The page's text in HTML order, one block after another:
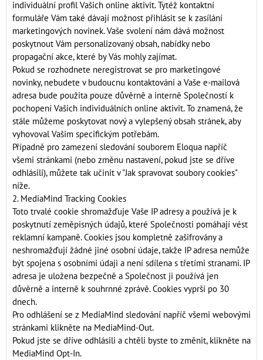
individuální profil Vašich online aktivit. Tytéž kontaktní
formuláře Vám také dávají možnost přihlásit se k zasílání
marketingových novinek. Vaše svolení nám dává možnost
poskytnout Vám personalizovaný obsah, nabídky nebo
propagační akce, které by Vás mohly zajímat.
Pokud se rozhodnete neregistrovat se pro marketingové
novinky, nebudete v budoucnu kontaktováni a Vaše e-mailová
adresa bude použita pouze důvěrně a interně Společností k
pochopení Vašich individuálních online aktivit. To znamená, že
stále můžeme poskytovat nový a vylepšený obsah stránek, aby
vyhovoval Vašim specifickým potřebám.
Případně pro zamezení sledování souborem Eloqua napříč
všemi stránkami (nebo změnu nastavení, pokud jste se dříve
odhlásili), můžete tak učinit v "Jak spravovat soubory cookies"
níže.
2. MediaMind Tracking Cookies
Toto trvalé cookie shromažďuje Vaše IP adresy a používá je k
poskytnutí zeměpisných údajů, které Společnosti pomáhají vést
reklamní kampaně. Cookies jsou kompletně zašifrovány a
neshromažďují žádné jiné osobní údaje, takže IP adresa nemůže
být spojena s osobními údaji a není sdílena s třetími stranami. IP
adresa je uložena bezpečně a Společnost ji používá jen
důvěrně a interně k souhrnné zprávě. Cookies vyprší po 30
dnech.
Pro odhlášení se z MediaMind sledování napříč všemi webovými
stránkami klikněte na MediaMind-Out.
Pokud jste se dříve odhlásili a chtěli byste to změnit, klikněte na
MediaMind Opt-In.